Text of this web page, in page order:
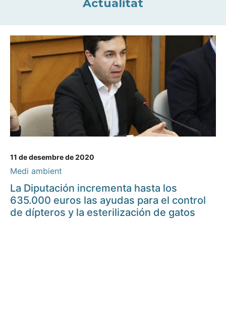
Actualitat
11 de desembre de 2020
Medi ambient
La Diputación incrementa hasta los
635.000 euros las ayudas para el control
de dípteros y la esterilización de gatos